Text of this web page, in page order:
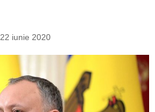
22 iunie 2020